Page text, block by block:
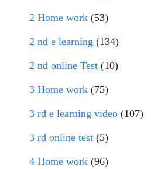
2 Home work (53)
2 nd e learning (134)
2 nd online Test (10)
3 Home work (75)
3 rd e learning video (107)
3 rd online test (5)
4 Home work (96)